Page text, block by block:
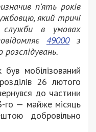
п’ять років
який тричі
служби в умовах
49000з
мобілізований
26 лютого
до частини
го — майже місяць
добровільно